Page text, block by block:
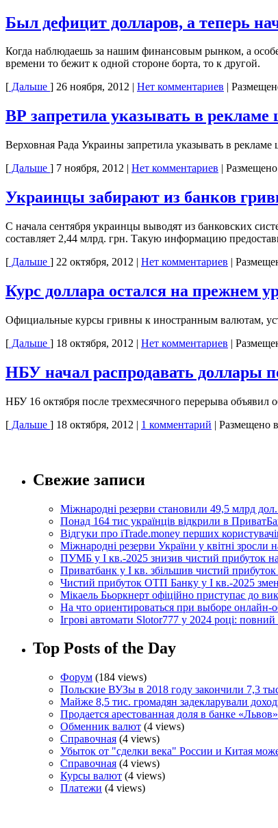
Был дефицит долларов, а теперь
Когда наблюдаешь за нашим финансовым рынком, а
времени то бежит к одной стороне борта, то к другой.
[ Дальше ] 26 ноября, 2012 | Нет комментариев |
ВР запретила указывать в рекламе
Верховная Рада Украины запретила указывать в
[ Дальше ] 7 ноября, 2012 | Нет комментариев |
Украинцы забирают из банков
С начала сентября украинцы выводят из банковских
составляет 2,44 млрд. грн. Такую информацию
[ Дальше ] 22 октября, 2012 | Нет комментариев |
Курс доллара остался на прежнем
Официальные курсы гривны к иностранным валютам,
[ Дальше ] 18 октября, 2012 | Нет комментариев |
НБУ начал распродавать доллары
НБУ 16 октября после трехмесячного перерыва
[ Дальше ] 18 октября, 2012 | 1 комментарий | Размещено в
Свежие записи
Міжнародні резерви становили 49,5 млрд
Понад 164 тис українців відкрили в
Відгуки про iTrade.money перших
Міжнародні резерви України у квітні зросли
ПУМБ у I кв.-2025 знизив чистий прибуток
Приватбанк у І кв. збільшив чистий
Чистий прибуток ОТП Банку у І кв.-2025
Мікаель Бьоркнерт офіційно приступає до
На что ориентироваться при выборе
Ігрові автомати Slotor777 у 2024 році:
Top Posts of the Day
Форум (184 views)
Польские ВУЗы в 2018 году закончили 7,3
Майже 8,5 тис. громадян задекларували
Продается арестованная доля в банке «Львов»
Обменник валют (4 views)
Справочная (4 views)
Убыток от "сделки века" России и Китая
Справочная (4 views)
Курсы валют (4 views)
Платежи (4 views)